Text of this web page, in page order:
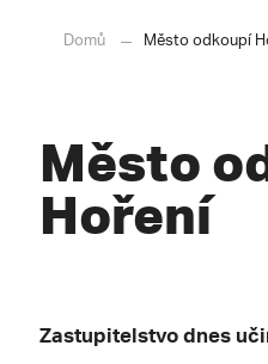
Domů Město odkoupí
Město
Hoření
Zastupitelstvo dnes